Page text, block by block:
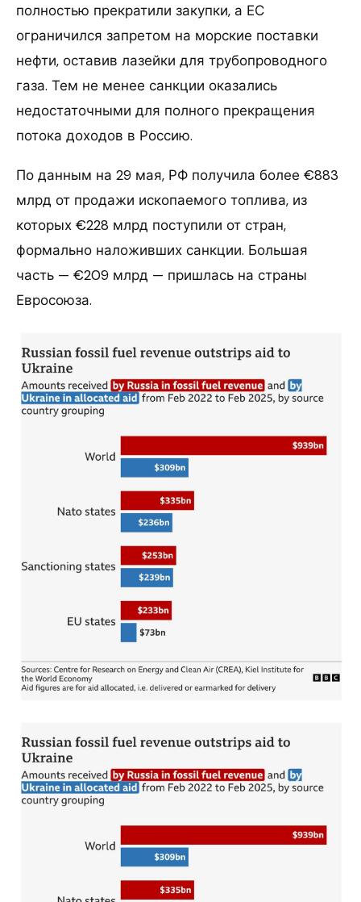
полностью прекратили закупки, а ЕС
ограничился запретом на морские поставки
нефти, оставив лазейки для трубопроводного
газа. Тем не менее санкции оказались
недостаточными для полного прекращения
потока доходов в Россию.
По данным на 29 мая, РФ получила более €883
млрд от продажи ископаемого топлива, из
которых €228 млрд поступили от стран,
формально наложивших санкции. Большая
часть — €209 млрд — пришлась на страны
Евросоюза.